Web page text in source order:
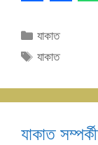
Categories
যাকাত
Tags
যাকাত
যাকাত